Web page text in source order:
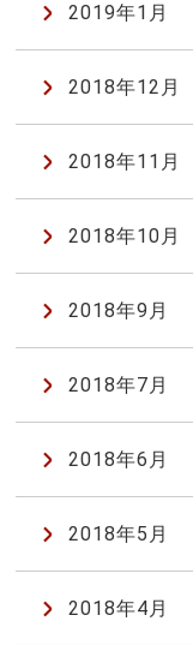
2019年1月
2018年12月
2018年11月
2018年10月
2018年9月
2018年7月
2018年6月
2018年5月
2018年4月